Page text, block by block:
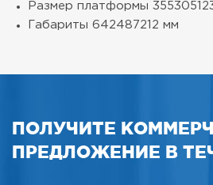
Размер платформы
Габариты 642487212 мм
ПОЛУЧИТЕ
ПРЕДЛОЖЕНИЕ В